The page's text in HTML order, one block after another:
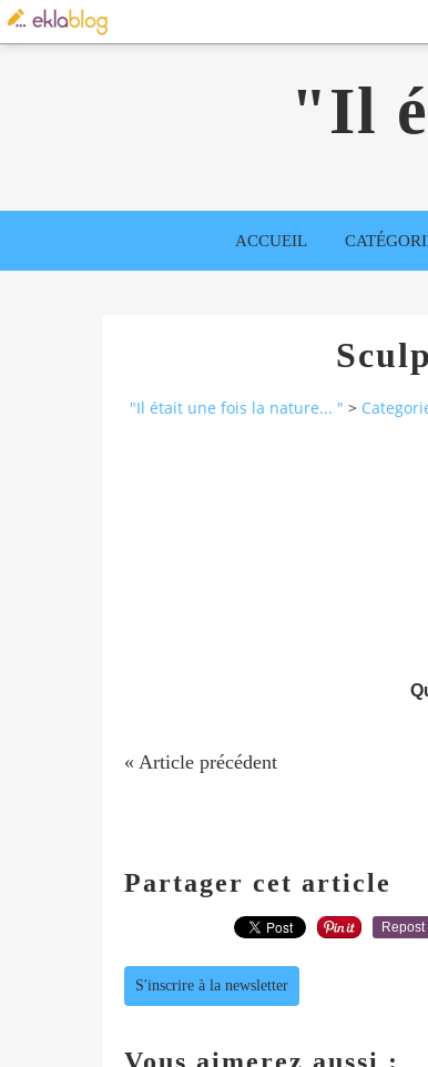
"Il
ACCUEIL
"Il était une fois la nature... " >
« Article précédent
Partager cet article
Repost
S'inscrire à la newsletter
Vous aimerez aussi :